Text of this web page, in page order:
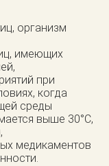
организм
имеющих
при
когда
среды
выше 30°С,
медикаментов